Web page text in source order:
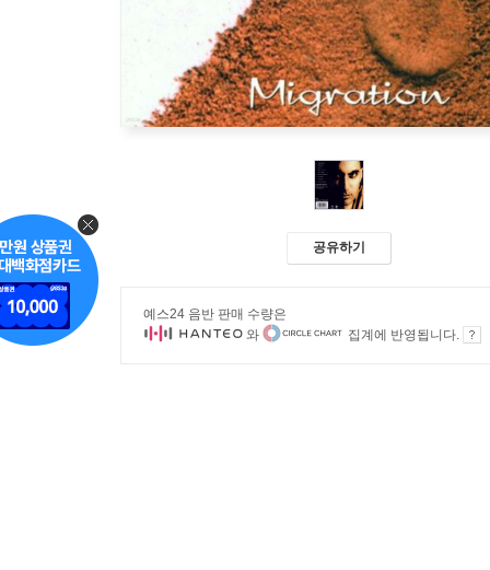
공유하기
예스24 음반 판매 수량은
와
집계에 반영됩니다.